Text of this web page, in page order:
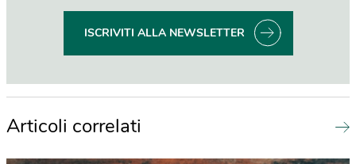
ISCRIVITI ALLA NEWSLETTER
Articoli correlati